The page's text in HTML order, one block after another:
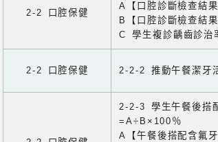
2-2 口腔保健
A【口腔診斷檢查結
B【口腔診斷檢查結
C 學生複診齲齒診治
2-2 口腔保健 2-2-2 推動午餐潔牙
2-2-3 學生午餐後搭
=A÷B×100％
A【午餐後搭配含氟